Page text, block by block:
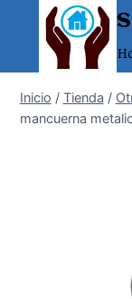
contenido
Inicio / Tienda /
mancuerna